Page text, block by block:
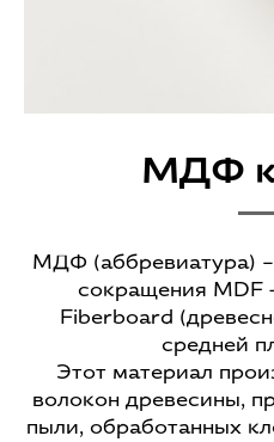
МДФ
МДФ (аббревиатура) –
сокращения MDF
Fiberboard
средней
Этот материал
волокон древесины,
пыли, обработанных